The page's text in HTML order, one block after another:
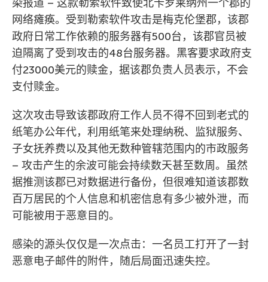
染报道 – 这款勒索软件致使北卡罗莱纳州一个郡的
网络瘫痪。受到勒索软件攻击是梅克伦堡郡，该郡
政府日常工作依赖的服务器有500台，该郡官员被
迫隔离了受到攻击的48台服务器。黑客要求政府支
付23000美元的赎金，据该郡负责人员表示，不会
支付赎金。
这次攻击导致该郡政府工作人员不得不回到老式的
纸笔办公年代，利用纸笔来处理纳税、监狱服务、
子女抚养费以及其他无数种管辖范围内的市政服务
– 攻击产生的余波可能会持续数天甚至数周。虽然
据推测该郡已对数据进行备份，但很难知道该郡数
百万居民的个人信息和机密信息有多少被外泄，而
可能被用于恶意目的。
感染的源头仅仅是一次点击：一名员工打开了一封
恶意电子邮件的附件，随后局面迅速失控。